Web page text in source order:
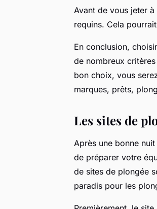
Avant de vous jeter
requins. Cela
En conclusion,
de nombreux
bon choix, vous
marques, prêts,
Les sites de
Après une bonne
de préparer votre
de sites de plongée
paradis pour les